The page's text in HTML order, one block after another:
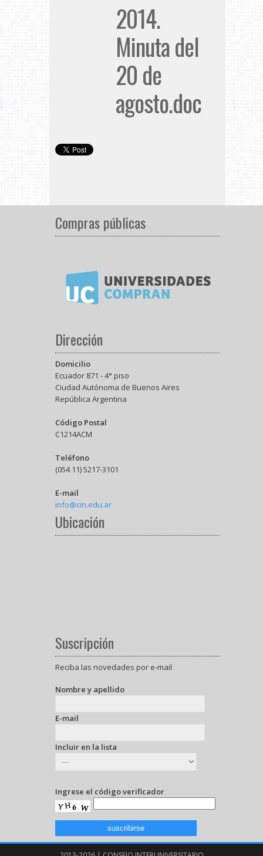
2014.
Minuta del
20 de
agosto.doc
Compras públicas
Dirección
Domicilio
Ecuador 871 - 4° piso
Ciudad Autónoma de Buenos Aires
República Argentina
Código Postal
C1214ACM
Teléfono
(054 11) 5217-3101
E-mail
info@cin.edu.ar
Ubicación
Suscripción
Reciba las novedades por e-mail
Nombre y apellido
E-mail
Incluir en la lista
Ingrese el código verificador